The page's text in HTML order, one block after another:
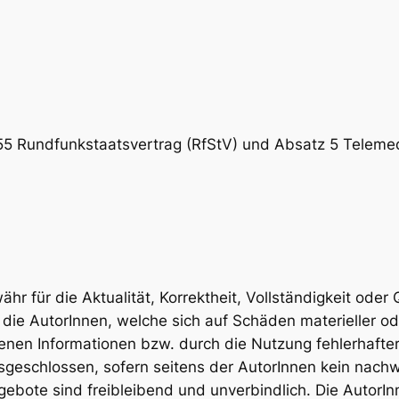
Rundfunkstaatsvertrag (RfStV) und Absatz 5
für die Aktualität, Korrektheit, Vollständigkeit oder
AutorInnen, welche sich auf Schäden materieller
Informationen bzw. durch die Nutzung
sofern seitens der AutorInnen kein
sind freibleibend und unverbindlich. Die